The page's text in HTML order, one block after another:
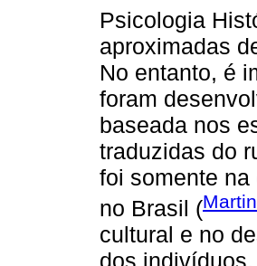
Psicologia
aproximadas
No entanto, é
foram
baseada nos
traduzidas do
foi somente
no Brasil (
cultural e no
dos indivíduos.